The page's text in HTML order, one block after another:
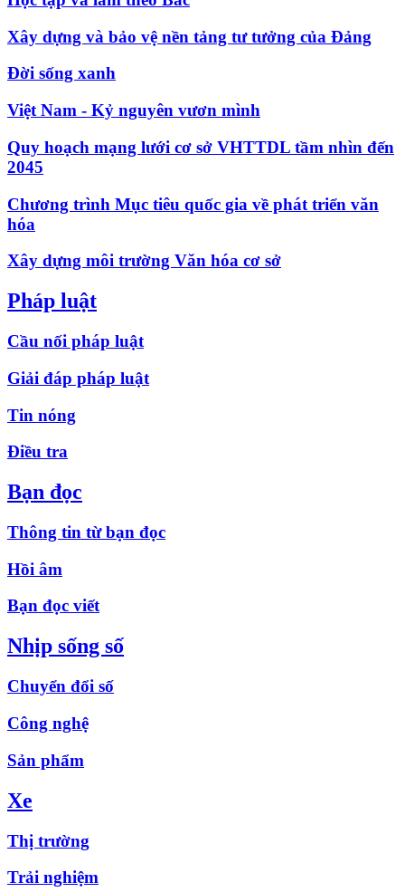
Xây dựng và bảo vệ nền tảng tư tưởng của Đảng
Đời sống xanh
Việt Nam - Kỷ nguyên vươn mình
Quy hoạch mạng lưới cơ sở VHTTDL tầm nhìn đến
2045
Chương trình Mục tiêu quốc gia về phát triển văn
hóa
Xây dựng môi trường Văn hóa cơ sở
Pháp luật
Cầu nối pháp luật
Giải đáp pháp luật
Tin nóng
Điều tra
Bạn đọc
Thông tin từ bạn đọc
Hồi âm
Bạn đọc viết
Nhịp sống số
Chuyển đổi số
Công nghệ
Sản phẩm
Xe
Thị trường
Trải nghiệm